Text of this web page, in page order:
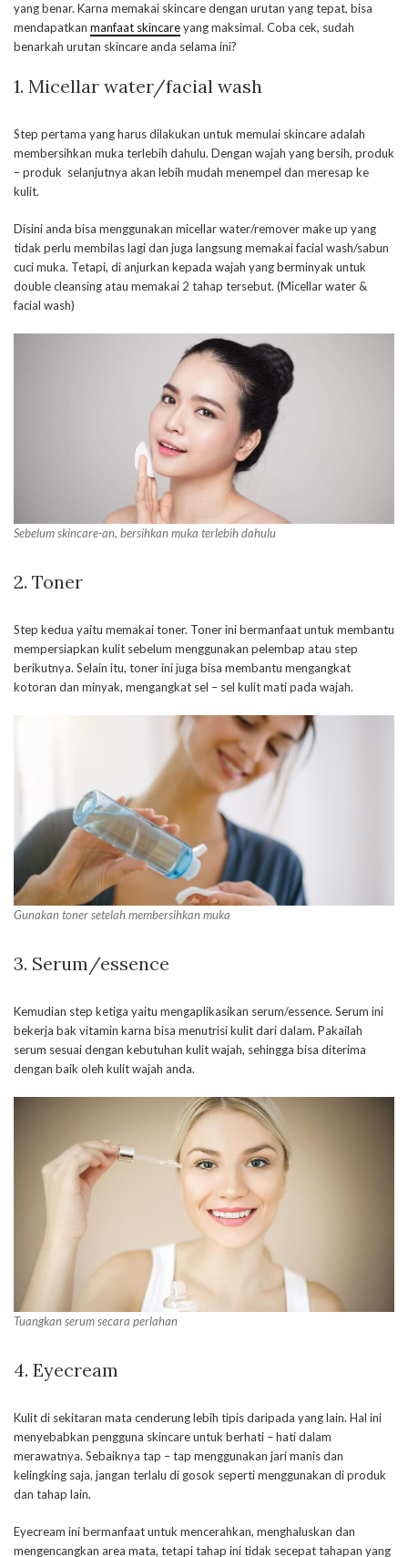
yang benar. Karna memakai skincare dengan urutan yang tepat, bisa
mendapatkan manfaat skincareyang maksimal. Coba cek, sudah
benarkah urutan skincare anda selama ini?
1. Micellar water/facial wash
Step pertama yang harus dilakukan untuk memulai skincare adalah
membersihkan muka terlebih dahulu. Dengan wajah yang bersih, produk
– produk selanjutnya akan lebih mudah menempel dan meresap ke
kulit.
Disini anda bisa menggunakan micellar water/remover make up yang
tidak perlu membilas lagi dan juga langsung memakai facial wash/sabun
cuci muka. Tetapi, di anjurkan kepada wajah yang berminyak untuk
double cleansing atau memakai 2 tahap tersebut. (Micellar water &
facial wash)
Sebelum skincare-an, bersihkan muka terlebih dahulu
2. Toner
Step kedua yaitu memakai toner. Toner ini bermanfaat untuk membantu
mempersiapkan kulit sebelum menggunakan pelembap atau step
berikutnya. Selain itu, toner ini juga bisa membantu mengangkat
kotoran dan minyak, mengangkat sel – sel kulit mati pada wajah.
Gunakan toner setelah membersihkan muka
3. Serum/essence
Kemudian step ketiga yaitu mengaplikasikan serum/essence. Serum ini
bekerja bak vitamin karna bisa menutrisi kulit dari dalam. Pakailah
serum sesuai dengan kebutuhan kulit wajah, sehingga bisa diterima
dengan baik oleh kulit wajah anda.
Tuangkan serum secara perlahan
4. Eyecream
Kulit di sekitaran mata cenderung lebih tipis daripada yang lain. Hal ini
menyebabkan pengguna skincare untuk berhati – hati dalam
merawatnya. Sebaiknya tap – tap menggunakan jari manis dan
kelingking saja, jangan terlalu di gosok seperti menggunakan di produk
dan tahap lain.
Eyecream ini bermanfaat untuk mencerahkan, menghaluskan dan
mengencangkan area mata, tetapi tahap ini tidak secepat tahapan yang